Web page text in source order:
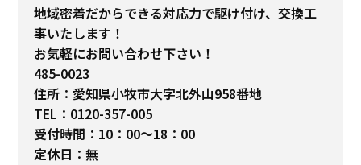
地域密着だからできる対応力で駆け付け、交換工
事いたします！
お気軽にお問い合わせ下さい！
485-0023
住所：愛知県小牧市大字北外山958番地
TEL：0120-357-005
受付時間：10：00～18：00
定休日：無